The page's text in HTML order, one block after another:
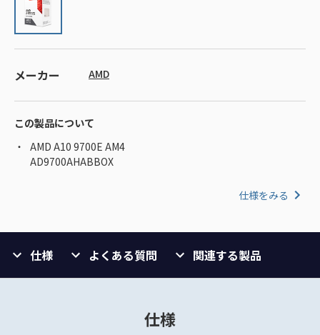
メーカー AMD
この製品について
AMD A10 9700E AM4
AD9700AHABBOX
仕様をみる
仕様 よくある質問 関連する製品
仕様